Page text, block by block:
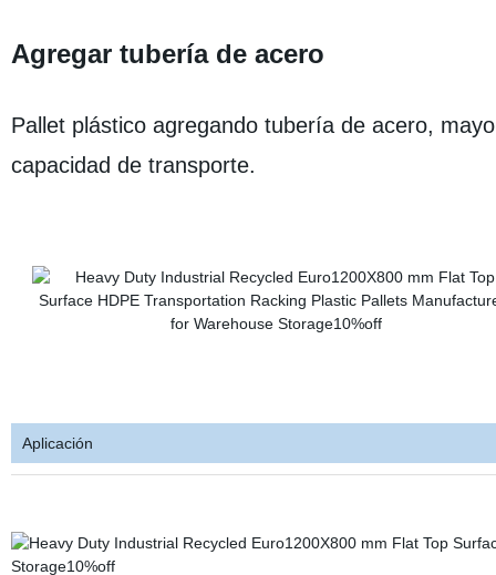
Agregar tubería de acero
Pallet plástico agregando tubería de acero,
capacidad de transporte.
Aplicación